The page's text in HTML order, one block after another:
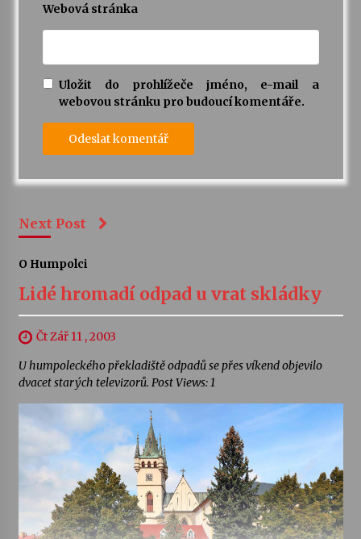
Webová stránka
Uložit do prohlížeče jméno, e-mail a
webovou stránku pro budoucí komentáře.
Next Post
O Humpolci
Lidé hromadí odpad u vrat skládky
Čt Zář 11 , 2003
U humpoleckého překladiště odpadů se přes víkend objevilo
dvacet starých televizorů. Post Views: 1